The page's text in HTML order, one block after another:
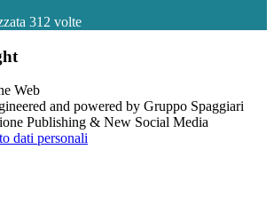
312 volte
and powered by Gruppo Spaggiari
Publishing & New Social Media
dati personali